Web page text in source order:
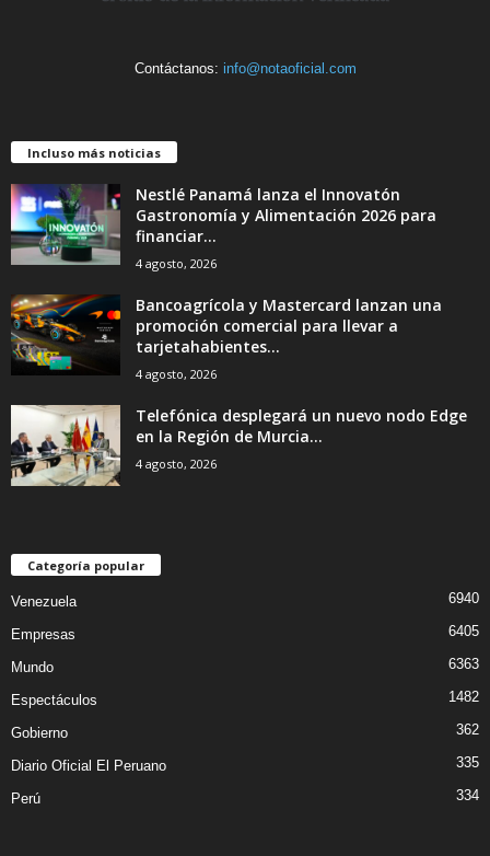
Contáctanos: info@notaoficial.com
Incluso más noticias
Nestlé Panamá lanza el Innovatón
Gastronomía y Alimentación 2026 para
financiar...
4 agosto, 2026
Bancoagrícola y Mastercard lanzan una
promoción comercial para llevar a
tarjetahabientes...
4 agosto, 2026
Telefónica desplegará un nuevo nodo Edge
en la Región de Murcia...
4 agosto, 2026
Categoría popular
Venezuela 6940
Empresas 6405
Mundo 6363
Espectáculos 1482
Gobierno 362
Diario Oficial El Peruano 335
Perú 334